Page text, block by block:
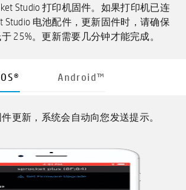
Studio 打印机固件。如果打印机已连
Studio 电池配件，更新固件时，请确保
25%。更新需要几分钟才能完成。
Android™
更新，系统会自动向您发送提示。